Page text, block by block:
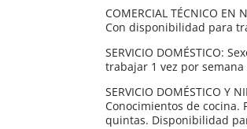
COMERCIAL TÉCNICO
Con disponibilidad para
SERVICIO DOMÉSTICO:
trabajar 1 vez por
SERVICIO DOMÉSTICO
Conocimientos de cocina.
quintas. Disponibilidad